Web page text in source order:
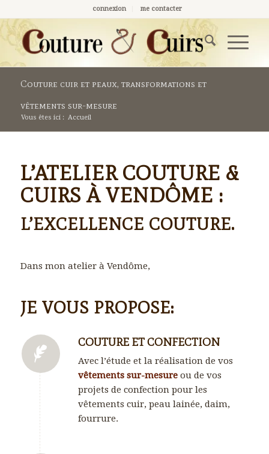
connexion me contacter
Couture cuir et peaux, transformations et
vêtements sur-mesure
Vous êtes ici : Accueil
L’ATELIER COUTURE &
CUIRS À VENDÔME :
L’EXCELLENCE COUTURE.
Dans mon atelier à Vendôme,
JE VOUS PROPOSE:
COUTURE ET CONFECTION
Avec l’étude et la réalisation de vos
vêtements sur-mesureou de vos
projets de confection pour les
vêtements cuir, peau lainée, daim,
fourrure.